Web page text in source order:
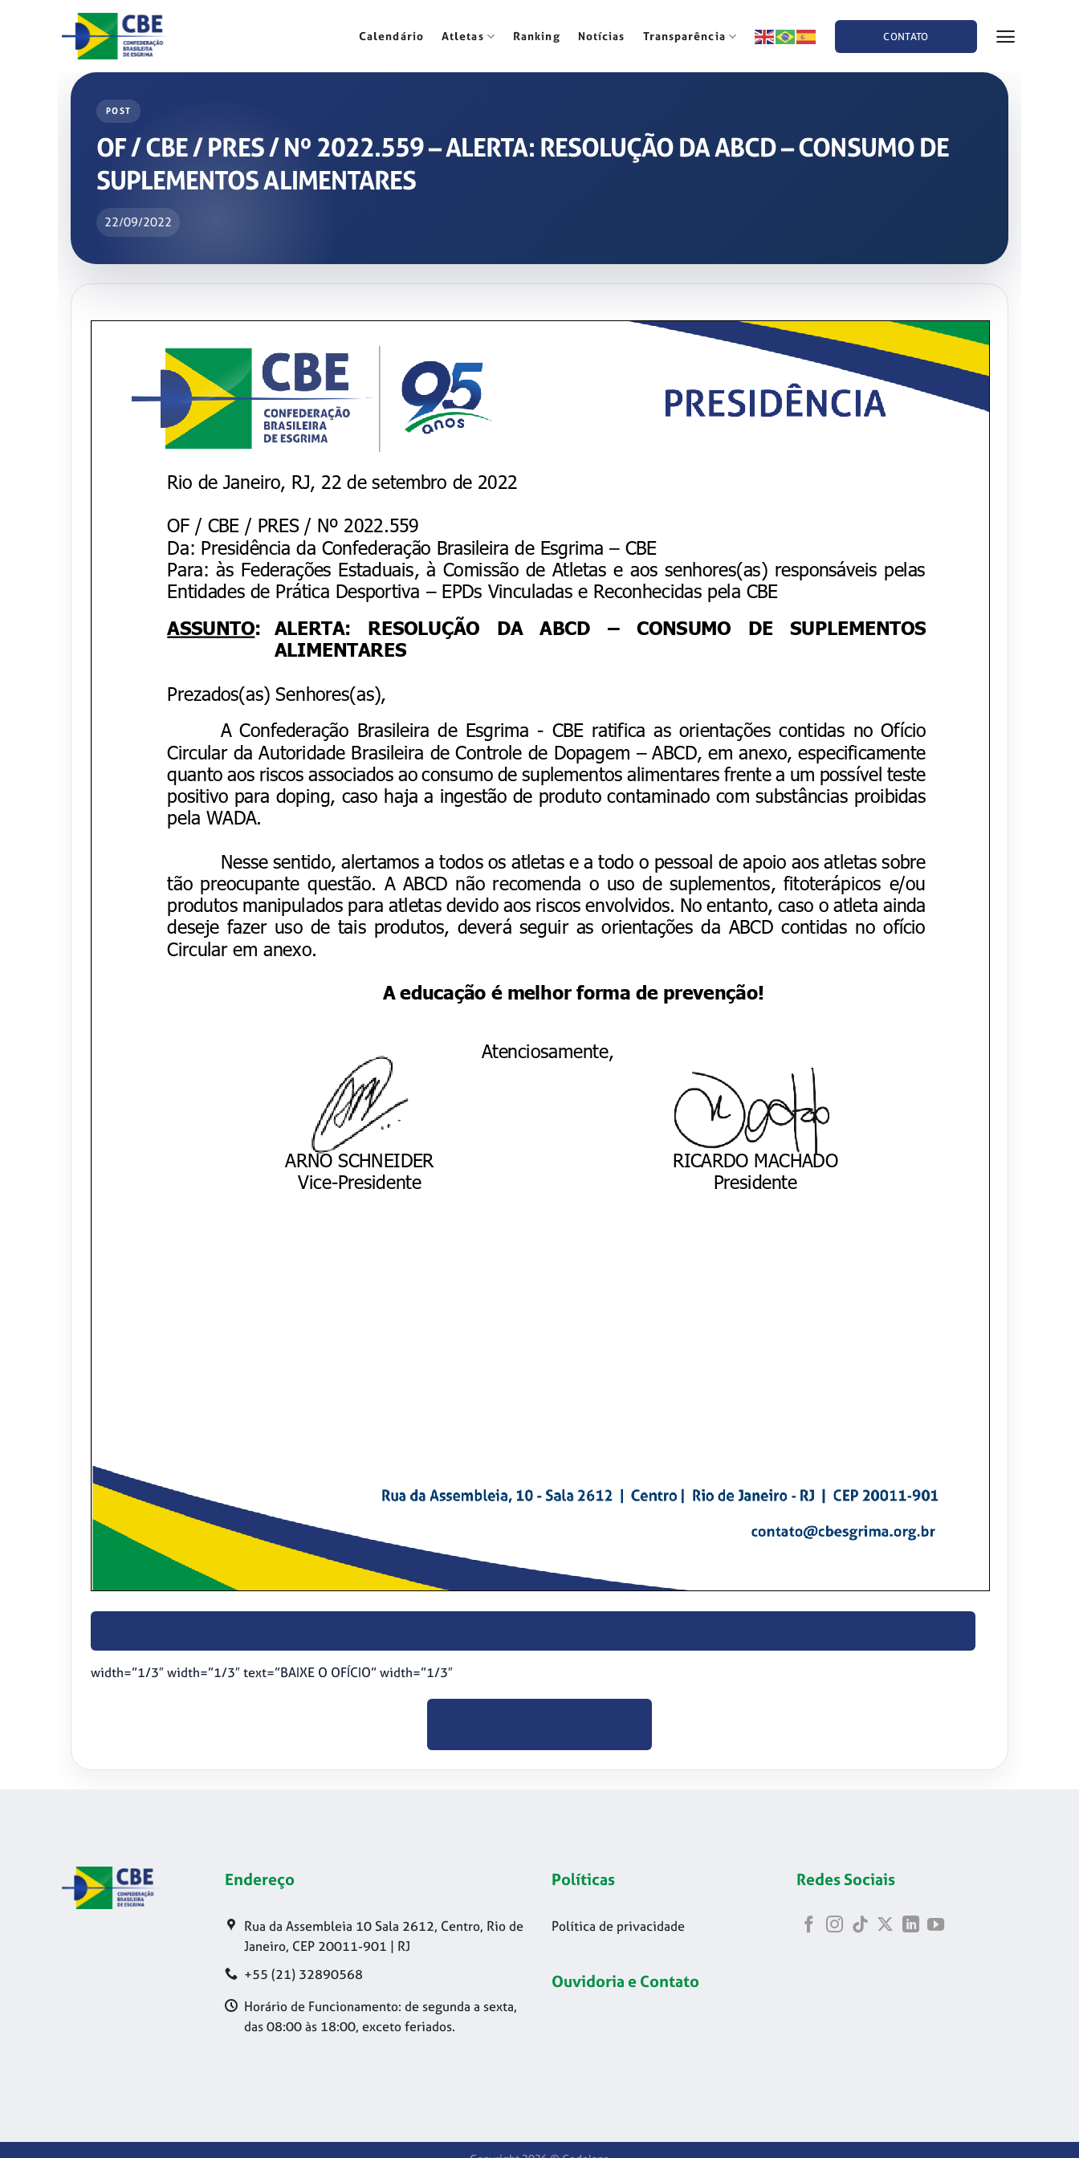
Calendário Atletas Ranking Notícias Transparência CONTATO
POST
OF / CBE / PRES / Nº 2022.559 – ALERTA: RESOLUÇÃO DA ABCD – CONSUMO DE
SUPLEMENTOS ALIMENTARES
22/09/2022
width=”1/3″ width=”1/3″ text=”BAIXE O OFÍCIO” width=”1/3″
Endereço
Rua da Assembleia 10 Sala 2612, Centro, Rio de
Janeiro, CEP 20011-901 | RJ
+55 (21) 32890568
Horário de Funcionamento: de segunda a sexta,
das 08:00 às 18:00, exceto feriados.
Políticas
Política de privacidade
Ouvidoria e Contato
Redes Sociais